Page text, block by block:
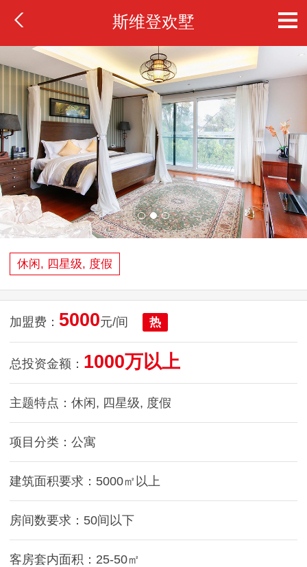
斯维登欢墅
休闲, 四星级, 度假
加盟费： 5000元/间 热
总投资金额： 1000万以上
主题特点：休闲, 四星级, 度假
项目分类：公寓
建筑面积要求：5000㎡以上
房间数要求：50间以下
客房套内面积：25-50㎡